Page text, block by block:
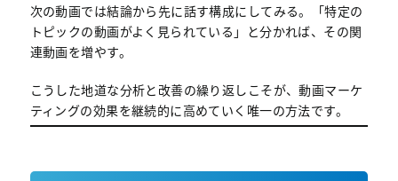
次の動画では結論から先に話す構成にしてみる。「特定の
トピックの動画がよく見られている」と分かれば、その関
連動画を増やす。
こうした地道な分析と改善の繰り返しこそが、動画マーケ
ティングの効果を継続的に高めていく唯一の方法です。